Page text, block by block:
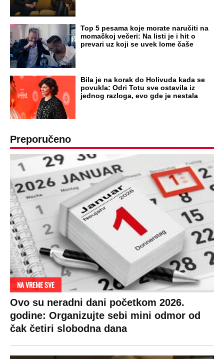
Top 5 pesama koje morate naručiti na
momačkoj večeri: Na listi je i hit o
prevari uz koji se uvek lome čaše
Bila je na korak do Holivuda kada se
povukla: Odri Totu sve ostavila iz
jednog razloga, evo gde je nestala
Preporučeno
NA VREME SVE
Ovo su neradni dani početkom 2026.
godine: Organizujte sebi mini odmor od
čak četiri slobodna dana